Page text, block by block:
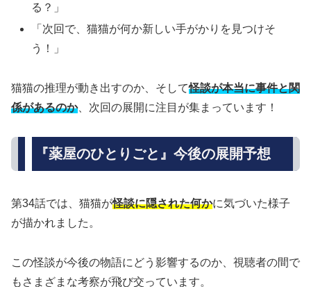
る？」
「次回で、猫猫が何か新しい手がかりを見つけそ
う！」
猫猫の推理が動き出すのか、そして怪談が本当に事件と関
係があるのか、次回の展開に注目が集まっています！
『薬屋のひとりごと』今後の展開予想
第34話では、猫猫が怪談に隠された何かに気づいた様子
が描かれました。
この怪談が今後の物語にどう影響するのか、視聴者の間で
もさまざまな考察が飛び交っています。